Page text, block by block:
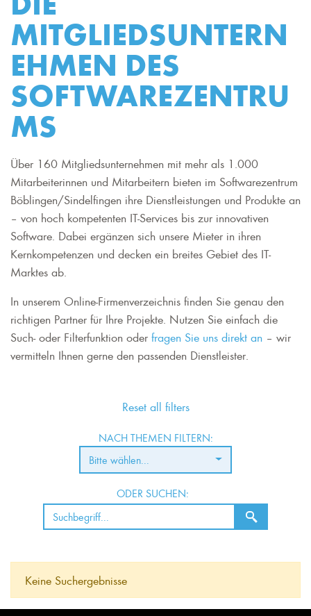
MITGLIEDSUNTERN
EHMEN DES
SOFTWAREZENTRU
MS
Über 160 Mitgliedsunternehmen mit mehr als 1.000
Mitarbeiterinnen und Mitarbeitern bieten im Softwarezentrum
Böblingen/Sindelfingen ihre Dienstleistungen und Produkte an
– von hoch kompetenten IT-Services bis zur innovativen
Software. Dabei ergänzen sich unsere Mieter in ihren
Kernkompetenzen und decken ein breites Gebiet des IT-
Marktes ab.
In unserem Online-Firmenverzeichnis finden Sie genau den
richtigen Partner für Ihre Projekte. Nutzen Sie einfach die
Such- oder Filterfunktion oder fragen Sie uns direkt an – wir
vermitteln Ihnen gerne den passenden Dienstleister.
Reset all filters
NACH THEMEN FILTERN:
Bitte wählen...
ODER SUCHEN:
Keine Suchergebnisse